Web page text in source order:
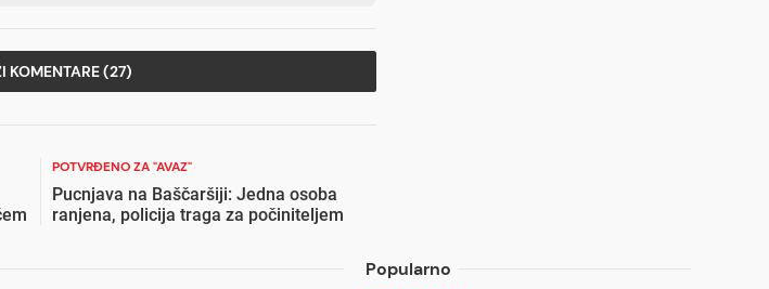
KOMENTARE (27)
POTVRĐENO ZA "AVAZ"
Pucnjava na Baščaršiji: Jedna osoba
ranjena, policija traga za počiniteljem
Popularno